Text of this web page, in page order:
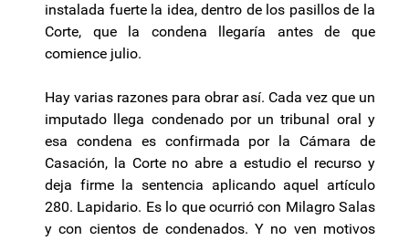
instalada fuerte la idea, dentro de los pasillos de la
Corte, que la condena llegaría antes de que
comience julio.
Hay varias razones para obrar así. Cada vez que un
imputado llega condenado por un tribunal oral y
esa condena es confirmada por la Cámara de
Casación, la Corte no abre a estudio el recurso y
deja firme la sentencia aplicando aquel artículo
280. Lapidario. Es lo que ocurrió con Milagro Salas
y con cientos de condenados. Y no ven motivos